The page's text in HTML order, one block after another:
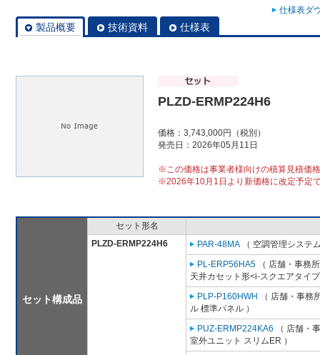
仕様表ダ
製品概要 技術資料 仕様表
PLZD-ERMP224H6
価格：3,743,000円（税別）
発売日：2026年05月11日
※この価格は事業者様向けの積算見積価
※2026年10月1日より新価格に改定予定
セット構成品
セット形名
PLZD-ERMP224H6
PAR-48MA （ 空調管理システ
PL-ERP56HA5 （ 店舗・事務
天井カセット形<i-スクエアタイ
PLP-P160HWH
（ 店舗・事務
ル 標準パネル ）
PUZ-ERMP224KA6 （ 店舗・
室外ユニット スリムER ）